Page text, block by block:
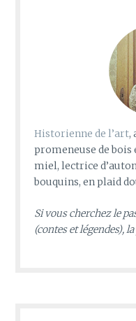
Historienne de l’art,
promeneuse de
miel, lectrice
bouquins, en plaid
Si vous cherchez le
(contes et légendes),